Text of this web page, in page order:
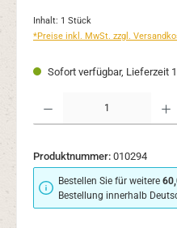
Inhalt: 1 Stück
*Preise inkl. MwSt. zzgl.
Sofort verfügbar, Lieferzeit
Produkt Anzahl: Gib den
Produktnummer: 010294
Bestellen Sie für weitere
Bestellung innerhalb